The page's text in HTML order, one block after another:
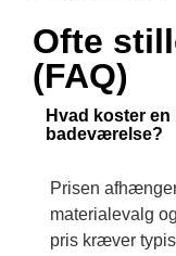
Ofte
(FAQ)
Hvad koster
badeværelse?
Prisen
materialevalg
pris kræver